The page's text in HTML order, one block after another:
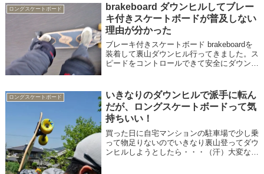
ロングスケートボード
brakeboard ダウンヒルしてブレー
キ付きスケートボードが普及しない
理由が分かった
ブレーキ付きスケートボード brakeboardを
装着して裏山ダウンヒル行ってきました。ス
ピードをコントロールできて安全にダウンヒ
ロングスケートボード
いきなりのダウンヒルで派手に転ん
だが、ロングスケートボードって気
持ちいい！
買った日に自宅マンションの駐車場で少し乗
って物足りないのでいきなり裏山登ってダウ
ンヒルしようとしたら・・・（汗）大変な結